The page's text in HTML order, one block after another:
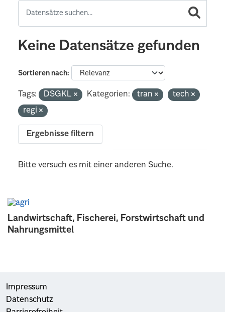
Landwirtschaft, Fischerei, Forstwirtschaft und
Nahrungsmittel
Keine Datensätze gefunden
Sortieren nach
Tags: DSGKL Kategorien: tran
tech
regi
Ergebnisse filtern
Bitte versuch es mit einer anderen Suche.
Impressum
Datenschutz